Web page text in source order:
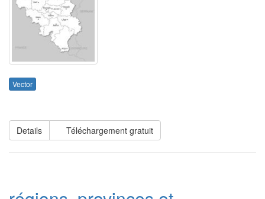
Vector
Details Téléchargement gratuit